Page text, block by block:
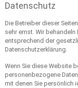
Datenschutz
Die Betreiber dieser
sehr ernst. Wir
entsprechend der
Datenschutzerklärung.
Wenn Sie diese Website
personenbezogene
mit denen Sie persönlich